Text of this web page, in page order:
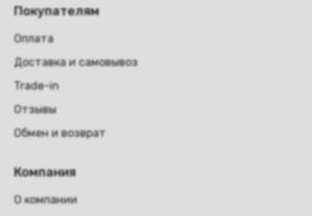
Покупателям
Оплата
Доставка и самовывоз
Trade-in
Отзывы
Обмен и возврат
Компания
О компании